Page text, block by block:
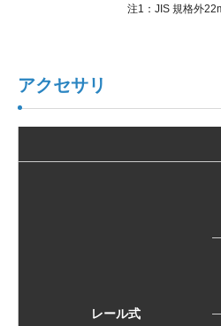
注1：JIS 規格外
アクセサリ
レール式